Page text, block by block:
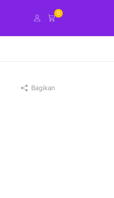
0
Bagikan